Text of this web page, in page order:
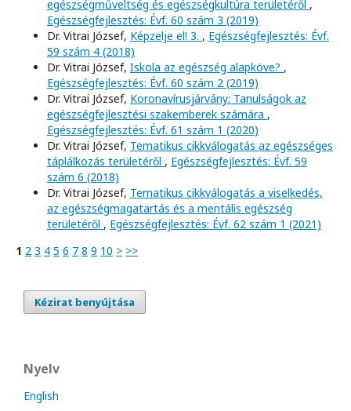
egészségműveltség és egészségkultúra területéről ,
Egészségfejlesztés: Évf. 60 szám 3 (2019)
Dr. Vitrai József, Képzelje el! 3. , Egészségfejlesztés: Évf.
59 szám 4 (2018)
Dr. Vitrai József, Iskola az egészség alapköve? ,
Egészségfejlesztés: Évf. 60 szám 2 (2019)
Dr. Vitrai József, Koronavírusjárvány: Tanulságok az
egészségfejlesztési szakemberek számára ,
Egészségfejlesztés: Évf. 61 szám 1 (2020)
Dr. Vitrai József, Tematikus cikkválogatás az egészséges
táplálkozás területéről , Egészségfejlesztés: Évf. 59
szám 6 (2018)
Dr. Vitrai József, Tematikus cikkválogatás a viselkedés,
az egészségmagatartás és a mentális egészség
területéről , Egészségfejlesztés: Évf. 62 szám 1 (2021)
1 2 3 4 5 6 7 8 9 10 > >>
Kézirat benyújtása
Nyelv
English